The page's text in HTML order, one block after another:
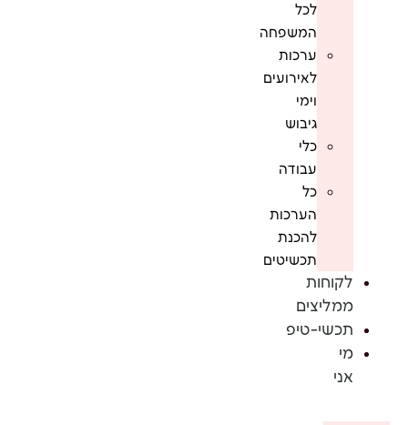
לכל
המשפחה
ערכות
לאירועים
וימי
גיבוש
כלי
עבודה
כל
הערכות
להכנת
תכשיטים
לקוחות
ממליצים
תכשי-טיפ
מי
אני